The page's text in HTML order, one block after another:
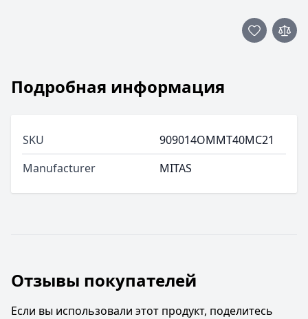
Подробная информация
SKU
909014OMMT40MC21
Manufacturer
MITAS
Отзывы покупателей
Если вы использовали этот продукт, поделитесь